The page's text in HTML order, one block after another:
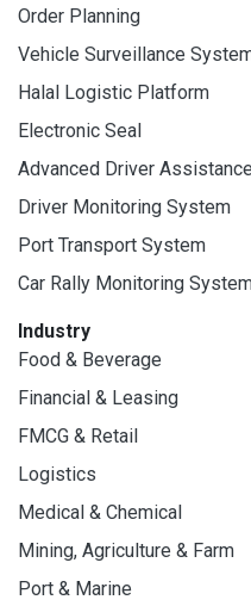
Order Planning
Vehicle Surveillance
Halal Logistic Platform
Electronic Seal
Advanced Driver
Driver Monitoring System
Port Transport System
Car Rally Monitoring
Industry
Food & Beverage
Financial & Leasing
FMCG & Retail
Logistics
Medical & Chemical
Mining, Agriculture & Farm
Port & Marine